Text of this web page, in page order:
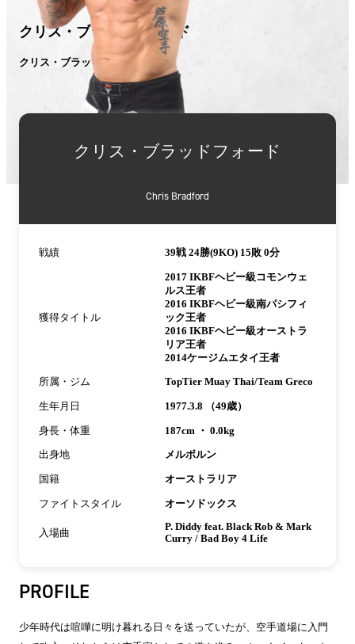
クリス・ブラッドフォード
クリス・ブラッドフォード
クリス・ブラッドフォード
Chris Bradford
戦績 39戦 24勝(9KO) 15敗 0分
獲得タイトル
2017 IKBFヘビー級コモンウェ
ルス王者
2016 IKBFヘビー級南パシフィ
ック王者
2016 IKBFヘビー級オーストラ
リア王者
2014ケージムエタイ王者
所属・ジム TopTier Muay Thai/Team Greco
生年月日 1977.3.8 （49歳）
身長・体重 187cm ・ 0.0kg
出身地 メルボルン
国籍 オーストラリア
ファイトスタイル オーソドックス
入場曲
P. Diddy feat. Black Rob & Mark
Curry / Bad Boy 4 Life
PROFILE
少年時代は喧嘩に明け暮れる日々を送っていたが、空手道場に入門